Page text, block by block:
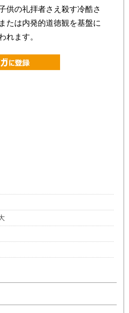
供の礼拝者さえ殺す冷酷さ
たは内発的道徳観を基盤に
れます。